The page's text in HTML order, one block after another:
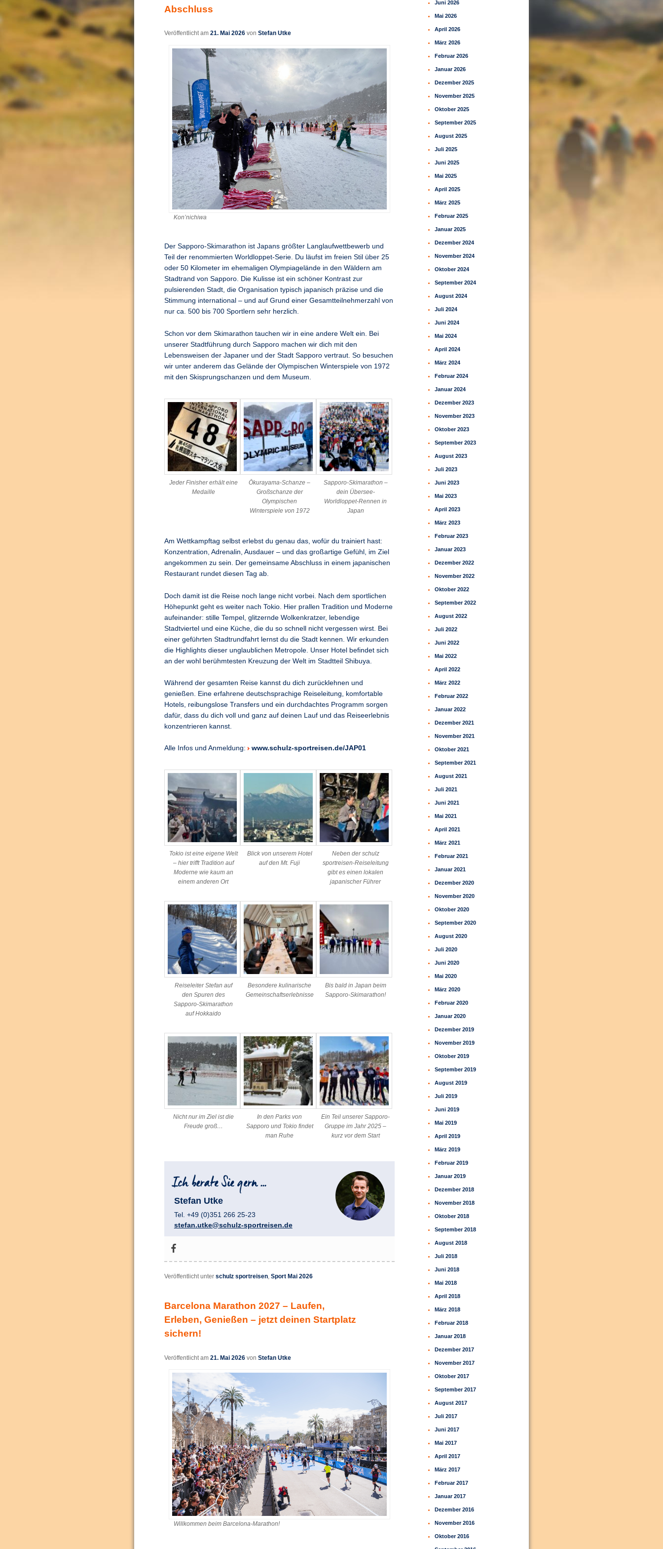
Abschluss
Veröffentlicht am 21. Mai 2026 von Stefan Utke
Kon’nichiwa
Der Sapporo-Skimarathon ist Japans größter Langlaufwettbewerb und
Teil der renommierten Worldloppet-Serie. Du läufst im freien Stil über 25
oder 50 Kilometer im ehemaligen Olympiagelände in den Wäldern am
Stadtrand von Sapporo. Die Kulisse ist ein schöner Kontrast zur
pulsierenden Stadt, die Organisation typisch japanisch präzise und die
Stimmung international – und auf Grund einer Gesamtteilnehmerzahl von
nur ca. 500 bis 700 Sportlern sehr herzlich.
Schon vor dem Skimarathon tauchen wir in eine andere Welt ein. Bei
unserer Stadtführung durch Sapporo machen wir dich mit den
Lebensweisen der Japaner und der Stadt Sapporo vertraut. So besuchen
wir unter anderem das Gelände der Olympischen Winterspiele von 1972
mit den Skisprungschanzen und dem Museum.
Jeder Finisher erhält eine
Medaille
Ōkurayama-Schanze –
Großschanze der
Olympischen
Winterspiele von 1972
Sapporo-Skimarathon –
dein Übersee-
Worldloppet-Rennen in
Japan
Am Wettkampftag selbst erlebst du genau das, wofür du trainiert hast:
Konzentration, Adrenalin, Ausdauer – und das großartige Gefühl, im Ziel
angekommen zu sein. Der gemeinsame Abschluss in einem japanischen
Restaurant rundet diesen Tag ab.
Doch damit ist die Reise noch lange nicht vorbei. Nach dem sportlichen
Höhepunkt geht es weiter nach Tokio. Hier prallen Tradition und Moderne
aufeinander: stille Tempel, glitzernde Wolkenkratzer, lebendige
Stadtviertel und eine Küche, die du so schnell nicht vergessen wirst. Bei
einer geführten Stadtrundfahrt lernst du die Stadt kennen. Wir erkunden
die Highlights dieser unglaublichen Metropole. Unser Hotel befindet sich
an der wohl berühmtesten Kreuzung der Welt im Stadtteil Shibuya.
Während der gesamten Reise kannst du dich zurücklehnen und
genießen. Eine erfahrene deutschsprachige Reiseleitung, komfortable
Hotels, reibungslose Transfers und ein durchdachtes Programm sorgen
dafür, dass du dich voll und ganz auf deinen Lauf und das Reiseerlebnis
konzentrieren kannst.
Alle Infos und Anmeldung: www.schulz-sportreisen.de/JAP01
Tokio ist eine eigene Welt
– hier trifft Tradition auf
Moderne wie kaum an
einem anderen Ort
Blick von unserem Hotel
auf den Mt. Fuji
Neben der schulz
sportreisen-Reiseleitung
gibt es einen lokalen
japanischer Führer
Reiseleiter Stefan auf
den Spuren des
Sapporo-Skimarathon
auf Hokkaido
Besondere kulinarische
Gemeinschaftserlebnisse
Bis bald in Japan beim
Sapporo-Skimarathon!
Nicht nur im Ziel ist die
Freude groß…
In den Parks von
Sapporo und Tokio findet
man Ruhe
Ein Teil unserer Sapporo-
Gruppe im Jahr 2025 –
kurz vor dem Start
Stefan Utke
Tel. +49 (0)351 266 25-23
stefan.utke@schulz-sportreisen.de
Veröffentlicht unter schulz sportreisen, Sport Mai 2026
Barcelona Marathon 2027 – Laufen,
Erleben, Genießen – jetzt deinen Startplatz
sichern!
Veröffentlicht am 21. Mai 2026 von Stefan Utke
Willkommen beim Barcelona-Marathon!
Juni 2026
Mai 2026
April 2026
März 2026
Februar 2026
Januar 2026
Dezember 2025
November 2025
Oktober 2025
September 2025
August 2025
Juli 2025
Juni 2025
Mai 2025
April 2025
März 2025
Februar 2025
Januar 2025
Dezember 2024
November 2024
Oktober 2024
September 2024
August 2024
Juli 2024
Juni 2024
Mai 2024
April 2024
März 2024
Februar 2024
Januar 2024
Dezember 2023
November 2023
Oktober 2023
September 2023
August 2023
Juli 2023
Juni 2023
Mai 2023
April 2023
März 2023
Februar 2023
Januar 2023
Dezember 2022
November 2022
Oktober 2022
September 2022
August 2022
Juli 2022
Juni 2022
Mai 2022
April 2022
März 2022
Februar 2022
Januar 2022
Dezember 2021
November 2021
Oktober 2021
September 2021
August 2021
Juli 2021
Juni 2021
Mai 2021
April 2021
März 2021
Februar 2021
Januar 2021
Dezember 2020
November 2020
Oktober 2020
September 2020
August 2020
Juli 2020
Juni 2020
Mai 2020
März 2020
Februar 2020
Januar 2020
Dezember 2019
November 2019
Oktober 2019
September 2019
August 2019
Juli 2019
Juni 2019
Mai 2019
April 2019
März 2019
Februar 2019
Januar 2019
Dezember 2018
November 2018
Oktober 2018
September 2018
August 2018
Juli 2018
Juni 2018
Mai 2018
April 2018
März 2018
Februar 2018
Januar 2018
Dezember 2017
November 2017
Oktober 2017
September 2017
August 2017
Juli 2017
Juni 2017
Mai 2017
April 2017
März 2017
Februar 2017
Januar 2017
Dezember 2016
November 2016
Oktober 2016